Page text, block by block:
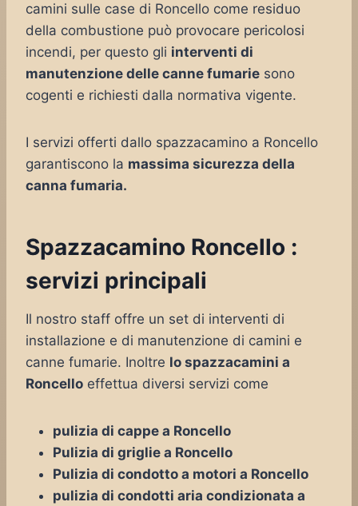
camini sulle case di Roncello come residuo
della combustione può provocare pericolosi
incendi, per questo gli interventi di
manutenzione delle canne fumarie sono
cogenti e richiesti dalla normativa vigente.
I servizi offerti dallo spazzacamino a Roncello
garantiscono la massima sicurezza della
canna fumaria.
Spazzacamino Roncello :
servizi principali
Il nostro staff offre un set di interventi di
installazione e di manutenzione di camini e
canne fumarie. Inoltre lo spazzacamini a
Roncello effettua diversi servizi come
pulizia di cappe a Roncello
Pulizia di griglie a Roncello
Pulizia di condotto a motori a Roncello
pulizia di condotti aria condizionata a